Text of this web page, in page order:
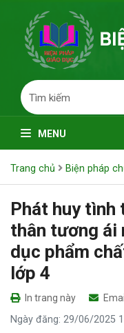
MENU
Trang chủ Biện pháp
Phát huy tình
thân tương ái
dục phẩm
lớp 4
In trang này Email
Ngày đăng: 29/06/2025